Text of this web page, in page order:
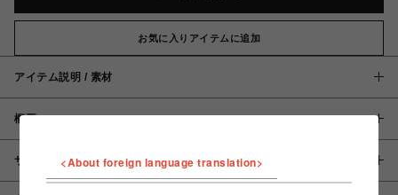
お気に入りアイテムに追加
アイテム説明 / 素材
概要
サイズ <About foreign language translation>